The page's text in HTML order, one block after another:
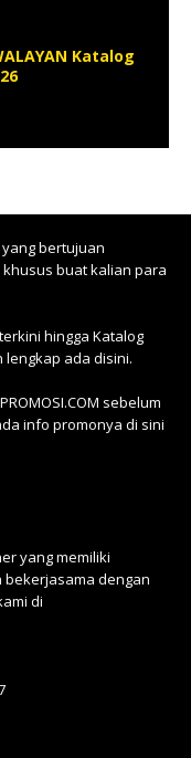
Katalog
bertujuan
buat kalian para
hingga Katalog
ada disini.
sebelum
info promonya di sini
yang memiliki
dengan
di